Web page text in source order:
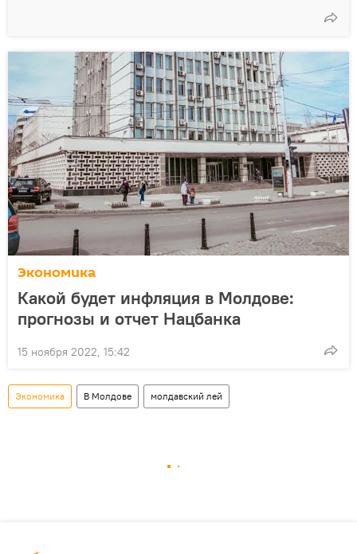
Экономика
Какой будет инфляция в Молдове:
прогнозы и отчет Нацбанка
15 ноября 2022, 15:42
Экономика В Молдове молдавский лей